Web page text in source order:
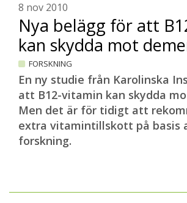
8 nov 2010
Nya belägg för att
kan skydda mot
FORSKNING
En ny studie från Karolinska
att B12-vitamin kan skydda
Men det är för tidigt att
extra vitamintillskott på basis
forskning.